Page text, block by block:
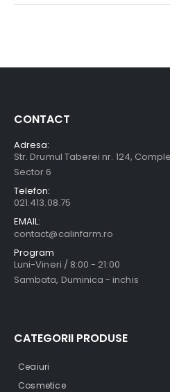
CONTACT
Adresa:
Str. Drumul Taberei nr. 124,
Sector 6
Telefon:
021.413.08.75
EMAIL:
contact@calinfarm.ro
Program
Luni-Vineri / 8:00 - 21:00
Sambata, Duminica - inchis
CATEGORII PRODUSE
Ceaiuri
Cosmetice